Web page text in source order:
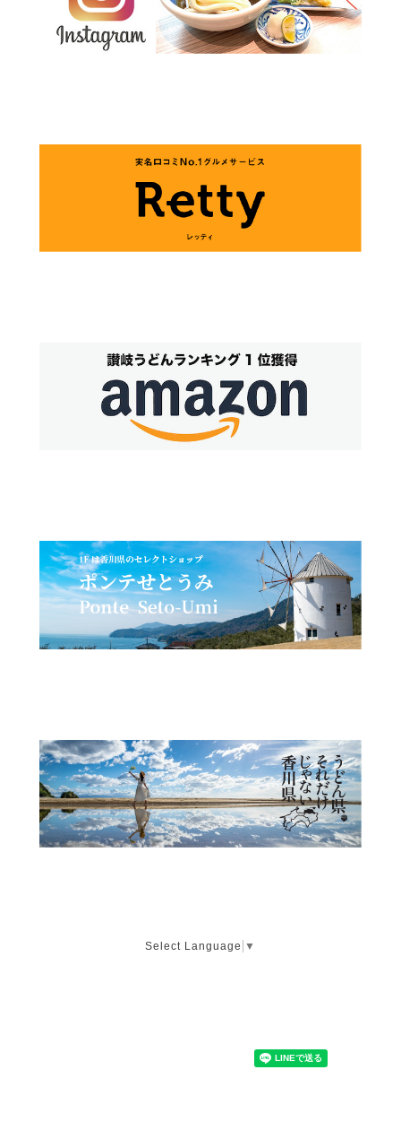
Select Language ▼